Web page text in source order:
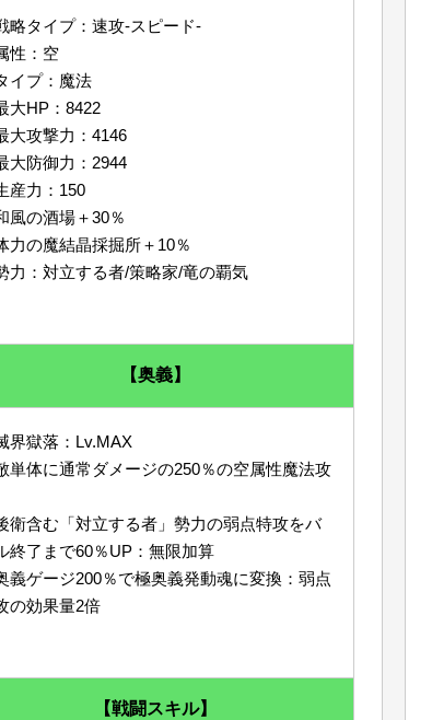
略タイプ：速攻-スピード-
性：空
イプ：魔法
大HP：8422
大攻撃力：4146
大防御力：2944
産力：150
風の酒場＋30％
力の魔結晶採掘所＋10％
力：対立する者/策略家/竜の覇気
【奥義】
界獄落：Lv.MAX
単体に通常ダメージの250％の空属性魔法攻
衛含む「対立する者」勢力の弱点特攻をバ
終了まで60％UP：無限加算
義ゲージ200％で極奥義発動魂に変換：弱点
の効果量2倍
【戦闘スキル】